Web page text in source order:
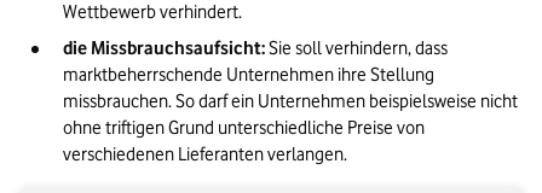
Wettbewerb verhindert.
die Missbrauchsaufsicht: Sie soll verhindern, dass
marktbeherrschende Unternehmen ihre Stellung
missbrauchen. So darf ein Unternehmen beispielsweise nicht
ohne triftigen Grund unterschiedliche Preise von
verschiedenen Lieferanten verlangen.